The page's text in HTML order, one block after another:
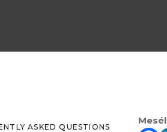
ASKED QUESTIONS